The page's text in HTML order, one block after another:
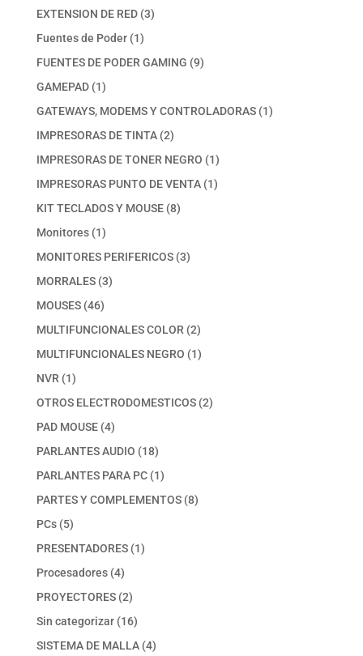
EXTENSION DE RED 33
Fuentes de Poder 11
producto
FUENTES DE PODER GAMING 99
GAMEPAD 11
producto
GATEWAYS, MODEMS Y CONTROLADORAS 11
IMPRESORAS DE TINTA 22
productos
IMPRESORAS DE TONER NEGRO 11
producto
IMPRESORAS PUNTO DE VENTA 11
KIT TECLADOS Y MOUSE 88
Monitores 11
producto
MONITORES PERIFERICOS 33
MORRALES 33
MOUSES 4646
productos
MULTIFUNCIONALES COLOR 22
productos
MULTIFUNCIONALES NEGRO 11
NVR 11
producto
OTROS ELECTRODOMESTICOS 22
PAD MOUSE 44
productos
PARLANTES AUDIO 1818
productos
PARLANTES PARA PC 11
producto
PARTES Y COMPLEMENTOS 88
PCs 55
productos
PRESENTADORES 11
Procesadores 44
productos
PROYECTORES 22
productos
Sin categorizar 1616
productos
SISTEMA DE MALLA 44